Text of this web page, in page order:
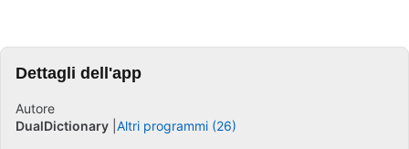
Dettagli dell'app
Autore
DualDictionary Altri programmi (26)